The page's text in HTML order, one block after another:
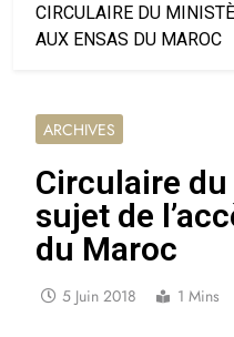
CIRCULAIRE DU
AUX ENSAS DU MAROC
ARCHIVES
Circulaire
sujet de
du Maroc
5 Juin 2018 1 Mins